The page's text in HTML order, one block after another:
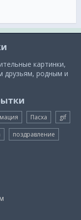
картинки,
друзьям, родным и
Пасха gif
поздравление